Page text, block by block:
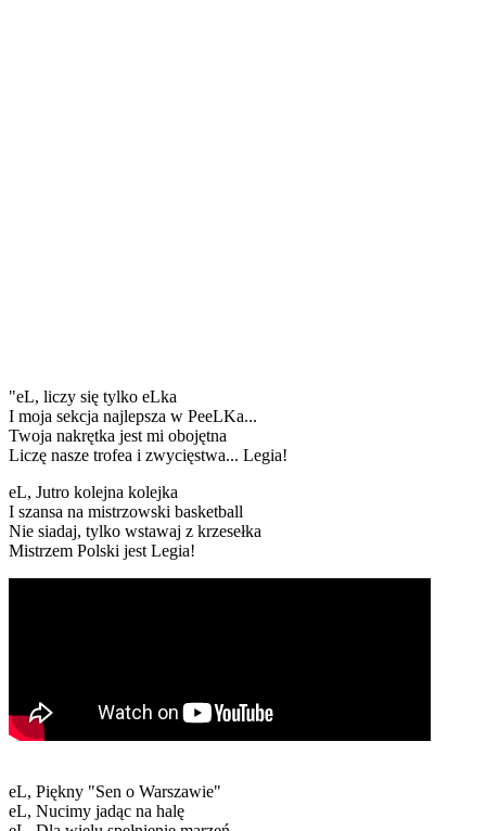
"eL, liczy się tylko eLka
I moja sekcja najlepsza w PeeLKa...
Twoja nakrętka jest mi obojętna
Liczę nasze trofea i zwycięstwa... Legia!
eL, Jutro kolejna kolejka
I szansa na mistrzowski basketball
Nie siadaj, tylko wstawaj z krzesełka
Mistrzem Polski jest Legia!
eL, Piękny "Sen o Warszawie"
eL, Nucimy jadąc na halę